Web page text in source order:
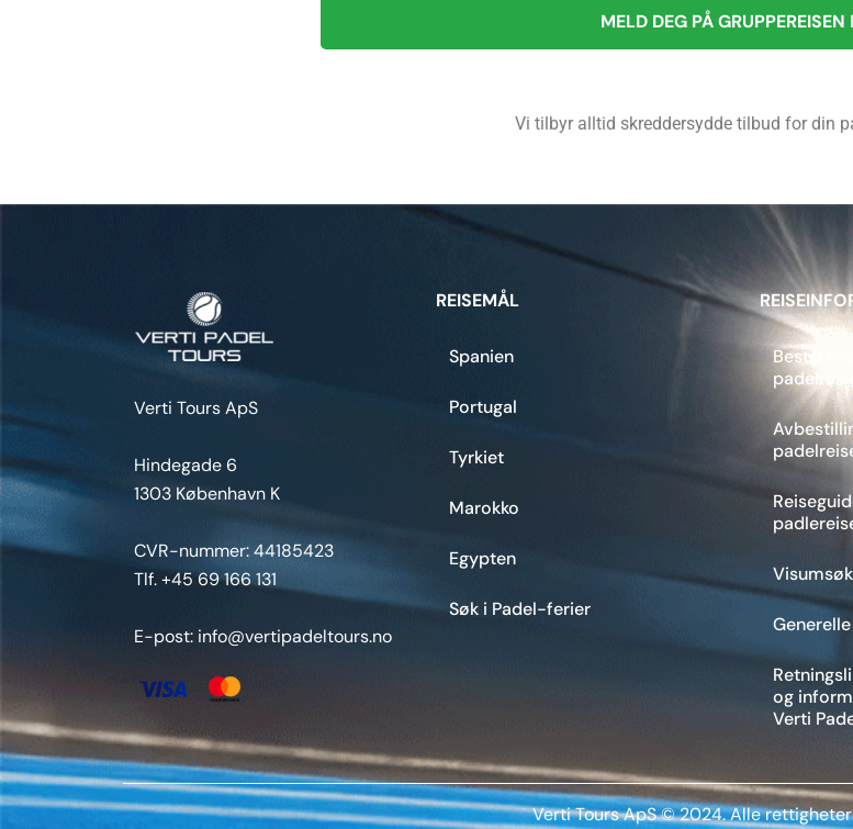
Vi tilbyr alltid skreddersydde tilbud for din
Verti Tours ApS
Hindegade 6
1303 København K
CVR-nummer: 44185423
Tlf. +45 69 166 131
E-post: info@vertipadeltours.no
REISEMÅL
Spanien
Portugal
Tyrkiet
Marokko
Egypten
Søk i Padel-ferier
Bestill
og
Verti
Verti Tours ApS © 2024. Alle